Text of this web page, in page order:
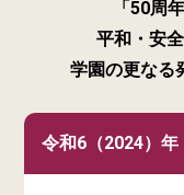
「50周
平和・安
学園の更なる
令和6（2024）年